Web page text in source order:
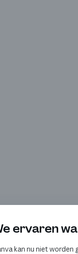
ervaren
kan nu niet worden